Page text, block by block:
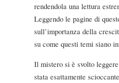
rendendola una lettura
Leggendo le pagine di
sull’importanza della
su come questi temi siano
Il mistero si è svolto
stata esattamente